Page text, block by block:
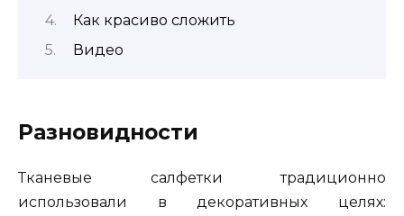
Как красиво сложить
Видео
Разновидности
Тканевые салфетки традиционно
использовали в декоративных целях: